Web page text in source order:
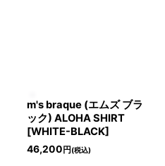
m's braque (エムズ ブラ
ック) ALOHA SHIRT
[WHITE-BLACK]
46,200 円 (税込)